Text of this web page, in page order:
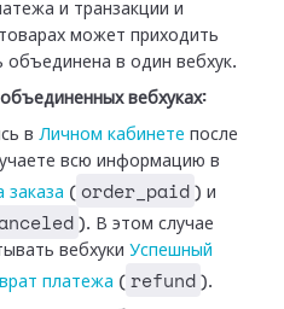
и транзакции и
может приходить
объединена в один вебхук.
вебхуках:
в Личном кабинете после
всю информацию в
заказа ( order_paid ) и
). В этом случае
вебхуки Успешный
платежа ( refund ).